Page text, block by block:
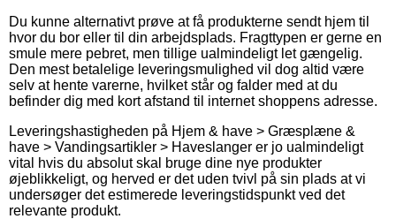
Du kunne alternativt prøve at få produkterne sendt hjem til
hvor du bor eller til din arbejdsplads. Fragttypen er gerne en
smule mere pebret, men tillige ualmindeligt let gængelig.
Den mest betalelige leveringsmulighed vil dog altid være
selv at hente varerne, hvilket står og falder med at du
befinder dig med kort afstand til internet shoppens adresse.
Leveringshastigheden på Hjem & have > Græsplæne &
have > Vandingsartikler > Haveslanger er jo ualmindeligt
vital hvis du absolut skal bruge dine nye produkter
øjeblikkeligt, og herved er det uden tvivl på sin plads at vi
undersøger det estimerede leveringstidspunkt ved det
relevante produkt.